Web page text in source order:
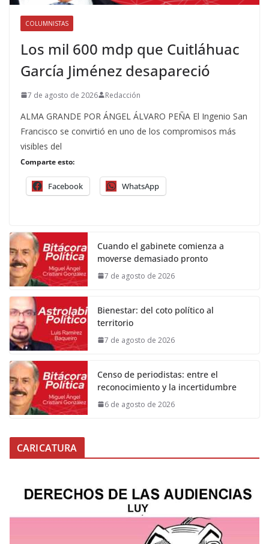
COLUMNISTAS
Los mil 600 mdp que Cuitláhuac
García Jiménez desapareció
7 de agosto de 2026 Redacción
ALMA GRANDE POR ÁNGEL ÁLVARO PEÑA El Ingenio San
Francisco se convirtió en uno de los compromisos más
visibles del
Comparte esto:
Facebook WhatsApp
Cuando el gabinete comienza a
moverse demasiado pronto
7 de agosto de 2026
Bienestar: del coto político al
territorio
7 de agosto de 2026
Censo de periodistas: entre el
reconocimiento y la incertidumbre
6 de agosto de 2026
CARICATURA